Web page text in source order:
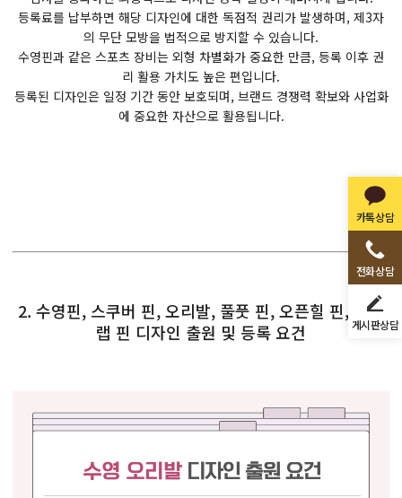
카톡상담
전화상담
게시판상담
등록료를 납부하면 해당 디자인에 대한 독점적 권리가 발생하며, 제3자
의 무단 모방을 법적으로 방지할 수 있습니다.
수영핀과 같은 스포츠 장비는 외형 차별화가 중요한 만큼, 등록 이후 권
리 활용 가치도 높은 편입니다.
등록된 디자인은 일정 기간 동안 보호되며, 브랜드 경쟁력 확보와 사업화
에 중요한 자산으로 활용됩니다.
2. 수영핀, 스쿠버 핀, 오리발, 풀풋 핀, 오픈힐 핀, 스트
랩 핀 디자인 출원 및 등록 요건